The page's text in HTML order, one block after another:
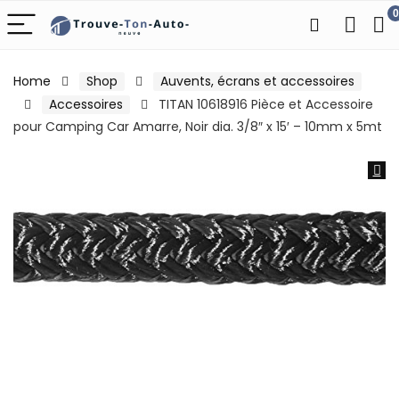
0
Home Shop
Auvents, écrans et accessoires
Accessoires
TITAN 10618916 Pièce et Accessoire
pour Camping Car Amarre, Noir dia. 3/8″ x 15′ – 10mm x 5mt